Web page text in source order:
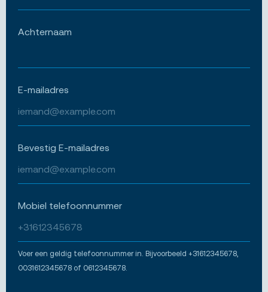
Achternaam
E-mailadres
Bevestig E-mailadres
Mobiel telefoonnummer
Voer een geldig telefoonnummer in. Bijvoorbeeld +31612345678,
0031612345678 of 0612345678.